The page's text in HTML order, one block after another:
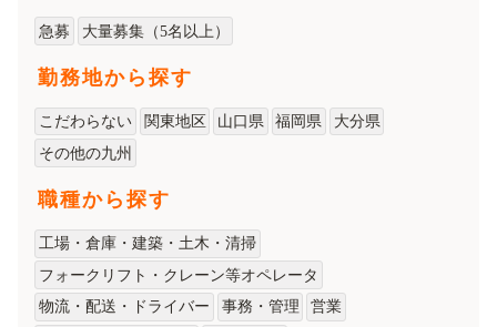
急募 大量募集（5名以上）
勤務地から探す
こだわらない 関東地区 山口県 福岡県
大分県
その他の九州
職種から探す
工場・倉庫・建築・土木・清掃
フォークリフト・クレーン等オペレータ
物流・配送・ドライバー
事務・管理
営業